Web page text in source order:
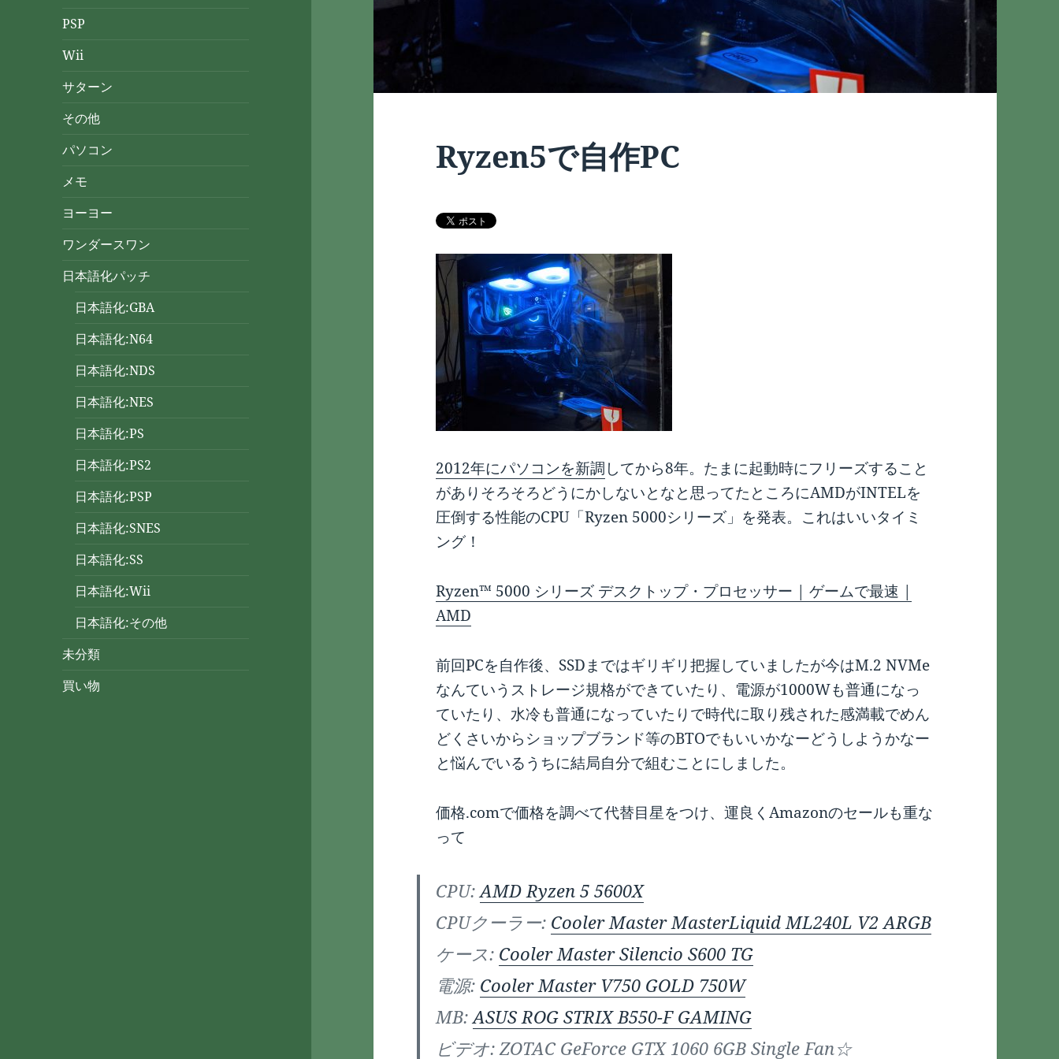
PSP
Wii
サターン
その他
パソコン
メモ
ヨーヨー
ワンダースワン
日本語化パッチ
日本語化:GBA
日本語化:N64
日本語化:NDS
日本語化:NES
日本語化:PS
日本語化:PS2
日本語化:PSP
日本語化:SNES
日本語化:SS
日本語化:Wii
日本語化:その他
未分類
買い物
Ryzen5で自作PC
2012年にパソコンを新調してから8年。たまに起動時にフリーズすること
がありそろそろどうにかしないとなと思ってたところにAMDがINTELを
圧倒する性能のCPU「Ryzen 5000シリーズ」を発表。これはいいタイミ
ング！
Ryzen™ 5000 シリーズ デスクトップ・プロセッサー | ゲームで最速 |
AMD
前回PCを自作後、SSDまではギリギリ把握していましたが今はM.2 NVMe
なんていうストレージ規格ができていたり、電源が1000Wも普通になっ
ていたり、水冷も普通になっていたりで時代に取り残された感満載でめん
どくさいからショップブランド等のBTOでもいいかなーどうしようかなー
と悩んでいるうちに結局自分で組むことにしました。
価格.comで価格を調べて代替目星をつけ、運良くAmazonのセールも重な
って
CPU:AMD Ryzen 5 5600X
CPUクーラー: Cooler Master MasterLiquid ML240L V2 ARGB
ケース: Cooler Master Silencio S600 TG
電源: Cooler Master V750 GOLD 750W
MB:ASUS ROG STRIX B550-F GAMING
ビデオ: ZOTAC GeForce GTX 1060 6GB Single Fan☆